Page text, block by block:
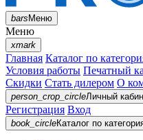
barsМеню
Меню
xmark
Главная Каталог по
Условия работы Печатный
Скидки Стать дилером О
person_crop_circleЛичный
Регистрация Вход
book_circleКаталог по